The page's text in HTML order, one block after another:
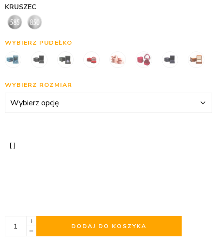
KRUSZEC
WYBIERZ PUDEŁKO
WYBIERZ ROZMIAR
DODAJ DO KOSZYKA